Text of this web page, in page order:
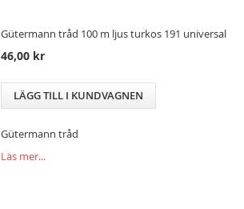
Gütermann tråd 100 m ljus turkos 191 universal
46,00 kr
LÄGG TILL I KUNDVAGNEN
Gütermann tråd
Läs mer...